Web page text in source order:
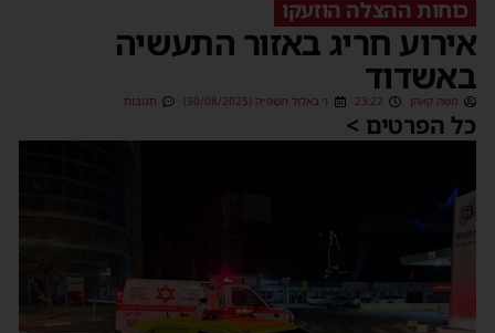
כוחות ההצלה הוזעקו
אירוע חריג באזור התעשיה
באשדוד
משה קאהן 23:22 ו׳ באלול תשפ״ה (30/08/2025) תגובות
כל הפרטים >